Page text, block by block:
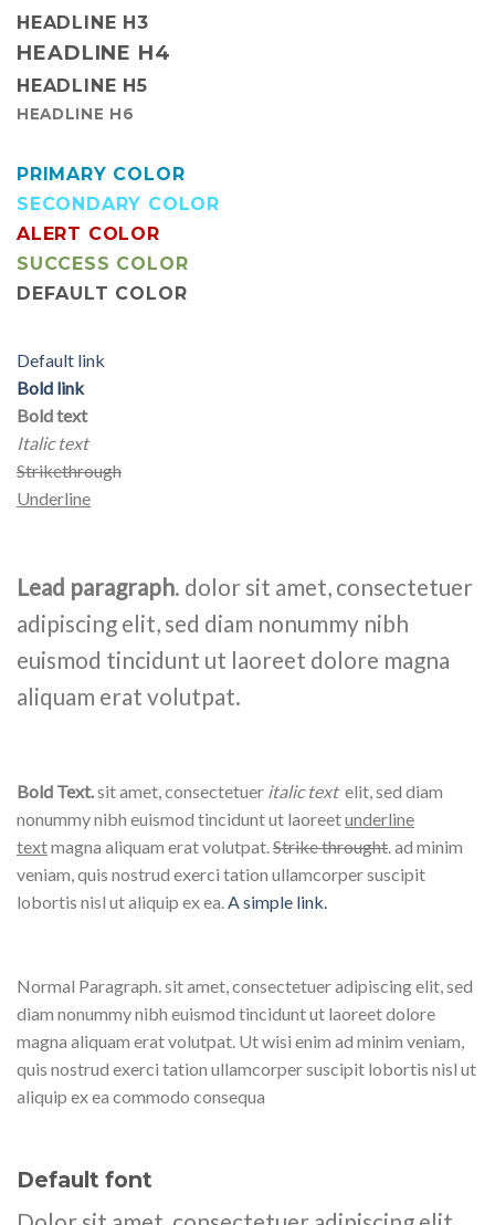
HEADLINE H3
HEADLINE H4
HEADLINE H5
HEADLINE H6
PRIMARY COLOR
SECONDARY COLOR
ALERT COLOR
SUCCESS COLOR
DEFAULT COLOR
Default link
Bold link
Bold text
Italic text
Strikethrough
Underline
Lead paragraph. dolor sit amet, consectetuer
adipiscing elit, sed diam nonummy nibh
euismod tincidunt ut laoreet dolore magna
aliquam erat volutpat.
Bold Text.sit amet, consectetuer italic text elit, sed diam
nonummy nibh euismod tincidunt ut laoreetunderline
textmagna aliquam erat volutpat.Strike throught. ad minim
veniam, quis nostrud exerci tation ullamcorper suscipit
lobortis nisl ut aliquip ex ea.A simple link.
Normal Paragraph. sit amet, consectetuer adipiscing elit, sed
diam nonummy nibh euismod tincidunt ut laoreet dolore
magna aliquam erat volutpat. Ut wisi enim ad minim veniam,
quis nostrud exerci tation ullamcorper suscipit lobortis nisl ut
aliquip ex ea commodo consequa
Default font